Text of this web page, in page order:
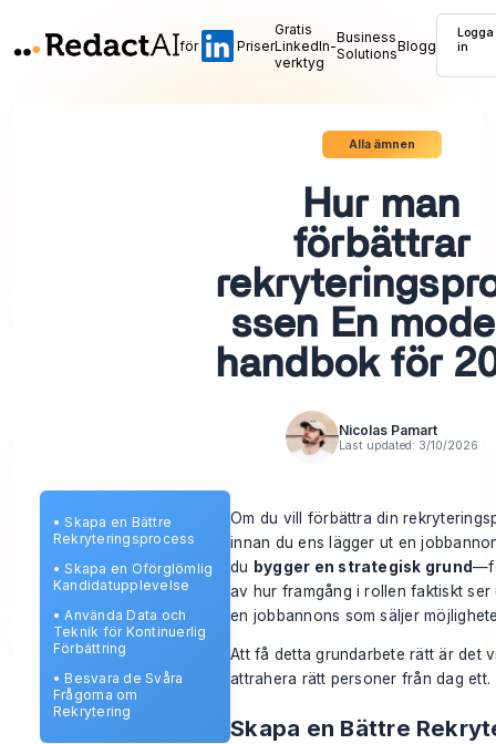
för Priser
Gratis
LinkedIn-
verktyg
Business
SolutionsBlogg
Logga
in
Alla ämnen
Hur man
förbättrar
ssen En
handbok för
Nicolas Pamart
Last updated: 3/10/2026
•Skapa en Bättre
Rekryteringsprocess
•Skapa en Oförglömlig
Kandidatupplevelse
•Använda Data och
Teknik för Kontinuerlig
Förbättring
• Besvara de Svåra
Frågorna om
Rekrytering
Om du vill förbättra din
innan du ens lägger ut en
du bygger en strategisk grund
av hur framgång i rollen faktiskt
en jobbannons som säljer
Att få detta grundarbete rätt är det
attrahera rätt personer från dag ett.
Skapa en Bättre